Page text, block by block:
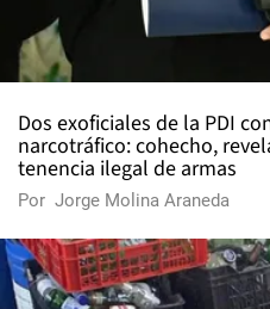
Dos exoficiales de la PDI
narcotráfico: cohecho,
tenencia ilegal de armas
Por Jorge Molina Araneda